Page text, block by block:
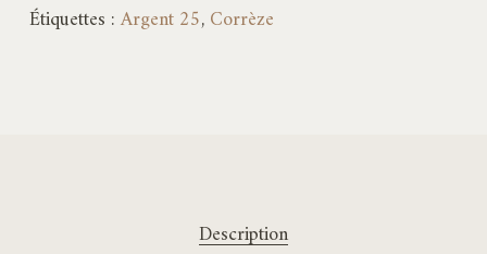
Étiquettes :Argent 25,Corrèze
Description